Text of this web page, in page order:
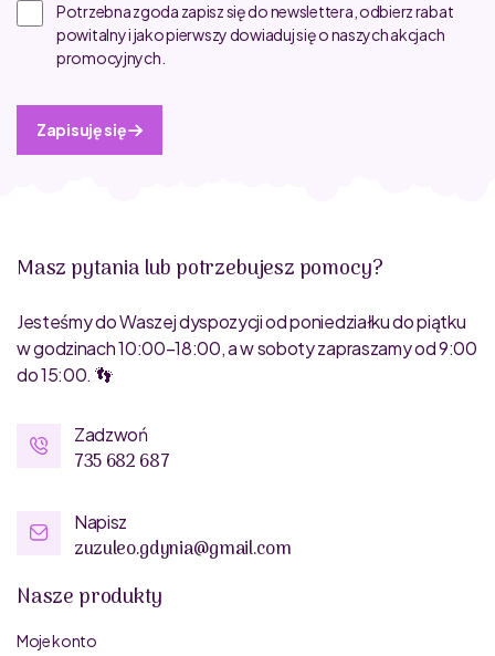
Potrzebna zgoda zapisz się do newslettera, odbierz rabat
powitalny i jako pierwszy dowiaduj się o naszych akcjach
promocyjnych.
Zapisuję się
Masz pytania lub potrzebujesz pomocy?
Jesteśmy do Waszej dyspozycji od poniedziałku do piątku
w godzinach 10:00–18:00, a w soboty zapraszamy od 9:00
do 15:00. 👣
Zadzwoń
735 682 687
Napisz
zuzuleo.gdynia@gmail.com
Nasze produkty
Moje konto